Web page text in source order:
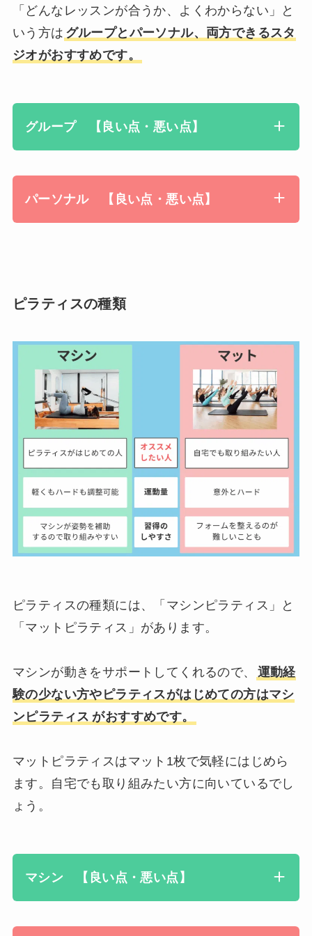
「どんなレッスンが合うか、よくわからない」と
いう方は グループとパーソナル、両方できるスタ
ジオがおすすめです。
グループ 【良い点・悪い点】
パーソナル 【良い点・悪い点】
ピラティスの種類
ピラティスの種類には、「マシンピラティス」と
「マットピラティス」があります。
マシンが動きをサポートしてくれるので、
運動経
験の少ない方やピラティスがはじめての方はマシ
ンピラテ ィス がおすすめです。
マットピラティスはマット1枚で気軽にはじめら
ます。自宅でも取り組みたい方に向いているでし
ょう。
マシン 【良い点・悪い点】